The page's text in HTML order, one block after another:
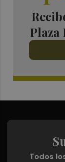
Plaza
Todos